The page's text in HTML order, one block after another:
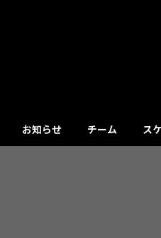
お知らせ チーム ス